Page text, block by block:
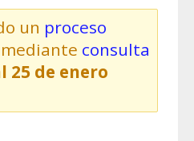
un proceso
mediante consulta
25 de enero